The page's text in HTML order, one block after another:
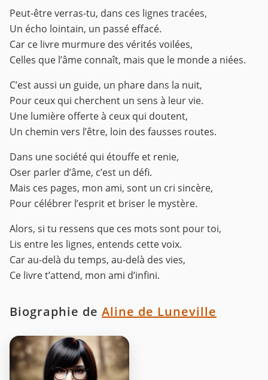
Peut-être verras-tu, dans ces lignes tracées,
Un écho lointain, un passé effacé.
Car ce livre murmure des vérités voilées,
Celles que l’âme connaît, mais que le monde a niées.
C’est aussi un guide, un phare dans la nuit,
Pour ceux qui cherchent un sens à leur vie.
Une lumière offerte à ceux qui doutent,
Un chemin vers l’être, loin des fausses routes.
Dans une société qui étouffe et renie,
Oser parler d’âme, c’est un défi.
Mais ces pages, mon ami, sont un cri sincère,
Pour célébrer l’esprit et briser le mystère.
Alors, si tu ressens que ces mots sont pour toi,
Lis entre les lignes, entends cette voix.
Car au-delà du temps, au-delà des vies,
Ce livre t’attend, mon ami d’infini.
Biographie de Aline de Luneville